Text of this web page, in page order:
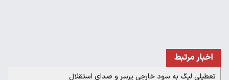
اخبار مرتبط
تعطیلی لیگ به سود خارجی‌ پرسر و صدای استقلال